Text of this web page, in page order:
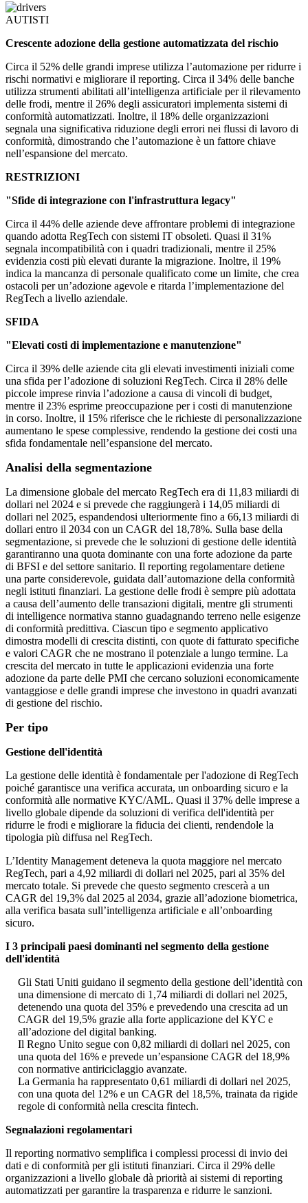
AUTISTI
Crescente adozione della gestione automatizzata del rischio
Circa il 52% delle grandi imprese utilizza l’automazione per ridurre i
rischi normativi e migliorare il reporting. Circa il 34% delle banche
utilizza strumenti abilitati all’intelligenza artificiale per il rilevamento
delle frodi, mentre il 26% degli assicuratori implementa sistemi di
conformità automatizzati. Inoltre, il 18% delle organizzazioni
segnala una significativa riduzione degli errori nei flussi di lavoro di
conformità, dimostrando che l’automazione è un fattore chiave
nell’espansione del mercato.
RESTRIZIONI
"Sfide di integrazione con l'infrastruttura legacy"
Circa il 44% delle aziende deve affrontare problemi di integrazione
quando adotta RegTech con sistemi IT obsoleti. Quasi il 31%
segnala incompatibilità con i quadri tradizionali, mentre il 25%
evidenzia costi più elevati durante la migrazione. Inoltre, il 19%
indica la mancanza di personale qualificato come un limite, che crea
ostacoli per un’adozione agevole e ritarda l’implementazione del
RegTech a livello aziendale.
SFIDA
"Elevati costi di implementazione e manutenzione"
Circa il 39% delle aziende cita gli elevati investimenti iniziali come
una sfida per l’adozione di soluzioni RegTech. Circa il 28% delle
piccole imprese rinvia l’adozione a causa di vincoli di budget,
mentre il 23% esprime preoccupazione per i costi di manutenzione
in corso. Inoltre, il 15% riferisce che le richieste di personalizzazione
aumentano le spese complessive, rendendo la gestione dei costi una
sfida fondamentale nell’espansione del mercato.
Analisi della segmentazione
La dimensione globale del mercato RegTech era di 11,83 miliardi di
dollari nel 2024 e si prevede che raggiungerà i 14,05 miliardi di
dollari nel 2025, espandendosi ulteriormente fino a 66,13 miliardi di
dollari entro il 2034 con un CAGR del 18,78%. Sulla base della
segmentazione, si prevede che le soluzioni di gestione delle identità
garantiranno una quota dominante con una forte adozione da parte
di BFSI e del settore sanitario. Il reporting regolamentare detiene
una parte considerevole, guidata dall’automazione della conformità
negli istituti finanziari. La gestione delle frodi è sempre più adottata
a causa dell’aumento delle transazioni digitali, mentre gli strumenti
di intelligence normativa stanno guadagnando terreno nelle esigenze
di conformità predittiva. Ciascun tipo e segmento applicativo
dimostra modelli di crescita distinti, con quote di fatturato specifiche
e valori CAGR che ne mostrano il potenziale a lungo termine. La
crescita del mercato in tutte le applicazioni evidenzia una forte
adozione da parte delle PMI che cercano soluzioni economicamente
vantaggiose e delle grandi imprese che investono in quadri avanzati
di gestione del rischio.
Per tipo
Gestione dell'identità
La gestione delle identità è fondamentale per l'adozione di RegTech
poiché garantisce una verifica accurata, un onboarding sicuro e la
conformità alle normative KYC/AML. Quasi il 37% delle imprese a
livello globale dipende da soluzioni di verifica dell'identità per
ridurre le frodi e migliorare la fiducia dei clienti, rendendole la
tipologia più diffusa nel RegTech.
L’Identity Management deteneva la quota maggiore nel mercato
RegTech, pari a 4,92 miliardi di dollari nel 2025, pari al 35% del
mercato totale. Si prevede che questo segmento crescerà a un
CAGR del 19,3% dal 2025 al 2034, grazie all’adozione biometrica,
alla verifica basata sull’intelligenza artificiale e all’onboarding
sicuro.
I 3 principali paesi dominanti nel segmento della gestione
dell'identità
Gli Stati Uniti guidano il segmento della gestione dell’identità con
una dimensione di mercato di 1,74 miliardi di dollari nel 2025,
detenendo una quota del 35% e prevedendo una crescita ad un
CAGR del 19,5% grazie alla forte applicazione del KYC e
all’adozione del digital banking.
Il Regno Unito segue con 0,82 miliardi di dollari nel 2025, con
una quota del 16% e prevede un’espansione CAGR del 18,9%
con normative antiriciclaggio avanzate.
La Germania ha rappresentato 0,61 miliardi di dollari nel 2025,
con una quota del 12% e un CAGR del 18,5%, trainata da rigide
regole di conformità nella crescita fintech.
Segnalazioni regolamentari
Il reporting normativo semplifica i complessi processi di invio dei
dati e di conformità per gli istituti finanziari. Circa il 29% delle
organizzazioni a livello globale dà priorità ai sistemi di reporting
automatizzati per garantire la trasparenza e ridurre le sanzioni.